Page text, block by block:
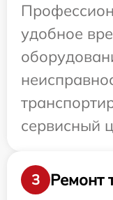
удобное
сервисный
3 Ремонт